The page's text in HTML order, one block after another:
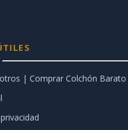
| Comprar Colchón Barato